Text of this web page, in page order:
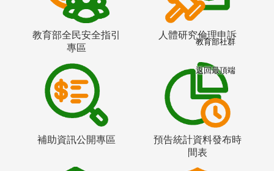
教育部全民安全指引
專區
人體研究倫理申訴
補助資訊公開專區
預告統計資料發布時
間表
教育部社群
返回最頂端